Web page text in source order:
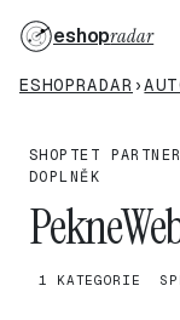
eshopradar
ESHOPRADAR ›
SHOPTET
DOPLNĚK
1 KATEGORIE